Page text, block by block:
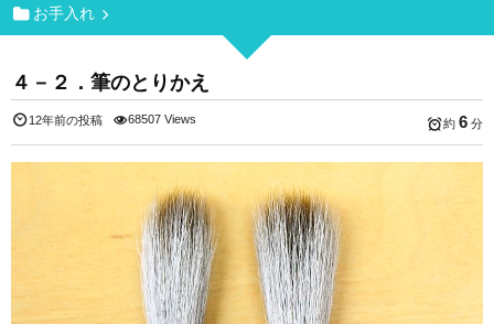
お手入れ
４－２．筆のとりかえ
12年前の投稿 68507 Views 約 6 分